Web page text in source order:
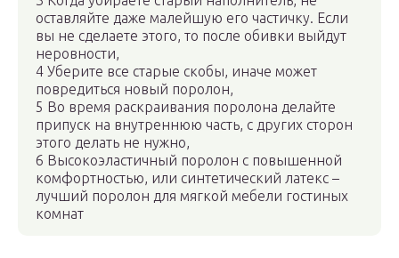
оставляйте даже малейшую его частичку. Если
вы не сделаете этого, то после обивки выйдут
неровности,
4 Уберите все старые скобы, иначе может
повредиться новый поролон,
5 Во время раскраивания поролона делайте
припуск на внутреннюю часть, с других сторон
этого делать не нужно,
6 Высокоэластичный поролон с повышенной
комфортностью, или синтетический латекс –
лучший поролон для мягкой мебели гостиных
комнат